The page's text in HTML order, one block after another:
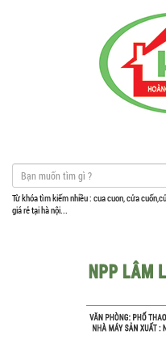
Từ khóa tìm kiếm nhiều : cua cuon, cửa
giá rẻ tại hà nội...